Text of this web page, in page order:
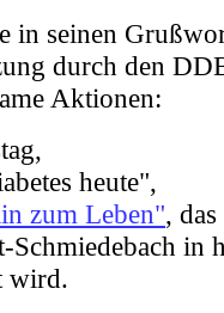
in seinen
durch den
Aktionen:
heute",
zum Leben",
in
wird.